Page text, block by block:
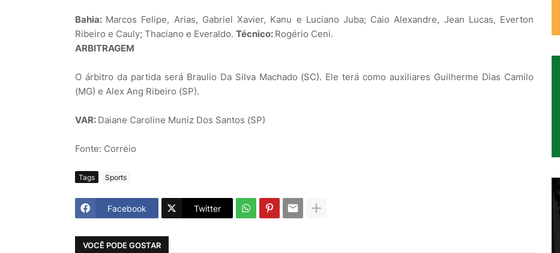
Bahia: Marcos Felipe, Arias, Gabriel Xavier, Kanu e Luciano Juba; Caio Alexandre, Jean Lucas, Everton
Ribeiro e Cauly; Thaciano e Everaldo. Técnico: Rogério Ceni.
ARBITRAGEM
O árbitro da partida será Braulio Da Silva Machado (SC). Ele terá como auxiliares Guilherme Dias Camilo
(MG) e Alex Ang Ribeiro (SP).
VAR: Daiane Caroline Muniz Dos Santos (SP)
Fonte: Correio
Tags Sports
Facebook Twitter
VOCÊ PODE GOSTAR